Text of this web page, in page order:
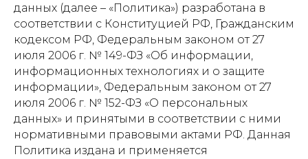
данных (далее – «Политика») разработана в
соответствии с Конституцией РФ, Гражданским
кодексом РФ, Федеральным законом от 27
июля 2006 г. № 149-ФЗ «Об информации,
информационных технологиях и о защите
информации», Федеральным законом от 27
июля 2006 г. № 152-ФЗ «О персональных
данных» и принятыми в соответствии с ними
нормативными правовыми актами РФ. Данная
Политика издана и применяется